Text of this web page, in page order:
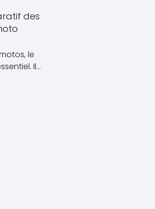
des
le
Il…